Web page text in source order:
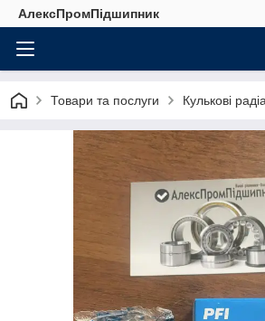
АлексПромПідшипник
Товари та послуги Кулькові